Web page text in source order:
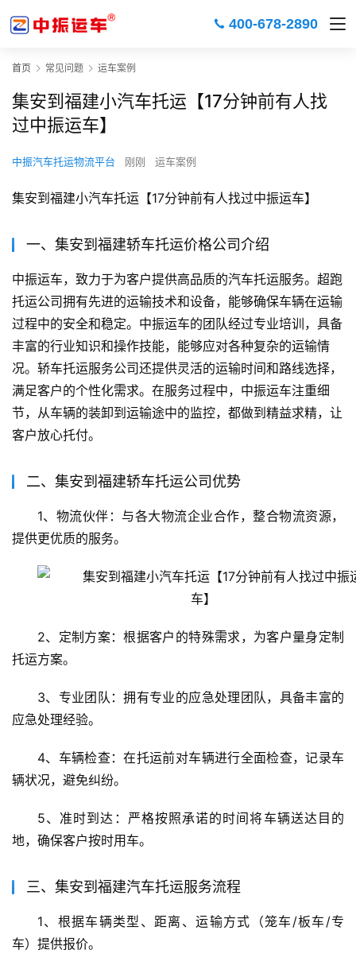
400-678-2890
首页 常见问题 运车案例
集安到福建小汽车托运【17分钟前有人找
过中振运车】
中振汽车托运物流平台 刚刚 运车案例
集安到福建小汽车托运【17分钟前有人找过中振运车】
一、集安到福建轿车托运价格公司介绍
中振运车，致力于为客户提供高品质的汽车托运服务。超跑
托运公司拥有先进的运输技术和设备，能够确保车辆在运输
过程中的安全和稳定。中振运车的团队经过专业培训，具备
丰富的行业知识和操作技能，能够应对各种复杂的运输情
况。轿车托运服务公司还提供灵活的运输时间和路线选择，
满足客户的个性化需求。在服务过程中，中振运车注重细
节，从车辆的装卸到运输途中的监控，都做到精益求精，让
客户放心托付。
二、集安到福建轿车托运公司优势
1、物流伙伴：与各大物流企业合作，整合物流资源，
提供更优质的服务。
2、定制方案：根据客户的特殊需求，为客户量身定制
托运方案。
3、专业团队：拥有专业的应急处理团队，具备丰富的
应急处理经验。
4、车辆检查：在托运前对车辆进行全面检查，记录车
辆状况，避免纠纷。
5、准时到达：严格按照承诺的时间将车辆送达目的
地，确保客户按时用车。
三、集安到福建汽车托运服务流程
1、根据车辆类型、距离、运输方式（笼车/板车/专
车）提供报价。